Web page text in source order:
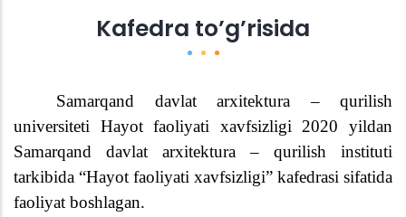
Kafedra to’g’risida
Samarqand davlat arxitektura – qurilish
universiteti Hayot faoliyati xavfsizligi 2020 yildan
Samarqand davlat arxitektura – qurilish instituti
tarkibida “Hayot faoliyati xavfsizligi” kafedrasi sifatida
faoliyat boshlagan.